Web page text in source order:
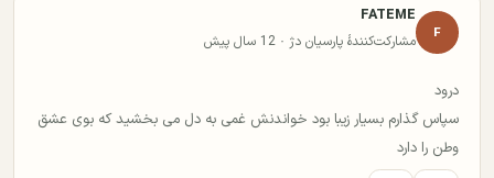
F
FATEME
مشارکت‌کنندهٔ پارسیان دژ · 12 سال پیش
درود
سپاس گذارم بسیار زیبا بود خواندنش غمی به دل می بخشید که بوی عشق
وطن را دارد